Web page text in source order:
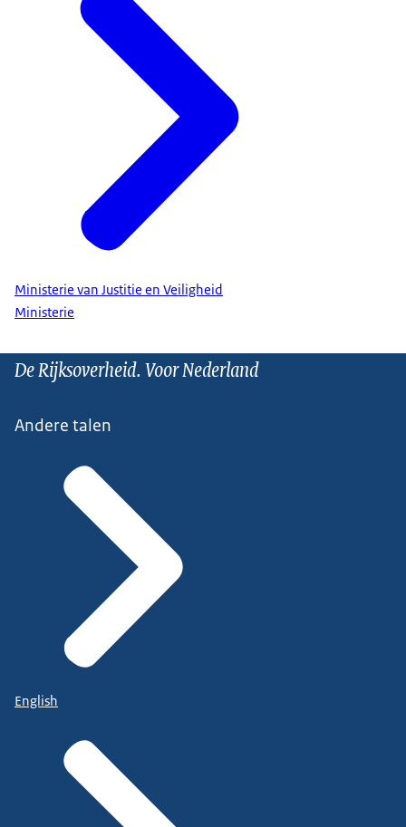
Ministerie van Justitie en Veiligheid
Ministerie
De Rijksoverheid. Voor Nederland
Andere talen
English